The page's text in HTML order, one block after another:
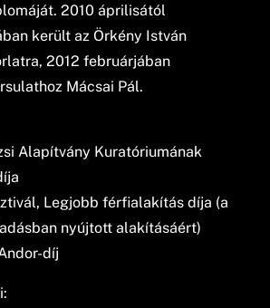
2010 áprilisától
került az Örkény István
2012 februárjában
Mácsai Pál.
Alapítvány Kuratóriumának
Legjobb férfialakítás díja (a
nyújtott alakításáért)
díj